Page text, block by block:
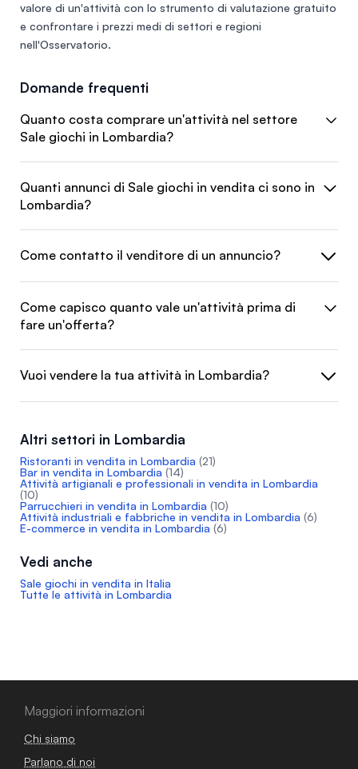
valore di un'attività con lo strumento di valutazione gratuito
e confrontare i prezzi medi di settori e regioni
nell'Osservatorio.
Domande frequenti
Quanto costa comprare un'attività nel settore
Sale giochi in Lombardia?
Quanti annunci di Sale giochi in vendita ci sono in
Lombardia?
Come contatto il venditore di un annuncio?
Come capisco quanto vale un'attività prima di
fare un'offerta?
Vuoi vendere la tua attività in Lombardia?
Altri settori in Lombardia
Ristoranti in vendita in Lombardia (21)
Bar in vendita in Lombardia (14)
Attività artigianali e professionali in vendita in Lombardia
(10)
Parrucchieri in vendita in Lombardia (10)
Attività industriali e fabbriche in vendita in Lombardia (6)
E-commerce in vendita in Lombardia (6)
Vedi anche
Sale giochi in vendita in Italia
Tutte le attività in Lombardia
Maggiori informazioni
Chi siamo
Parlano di noi